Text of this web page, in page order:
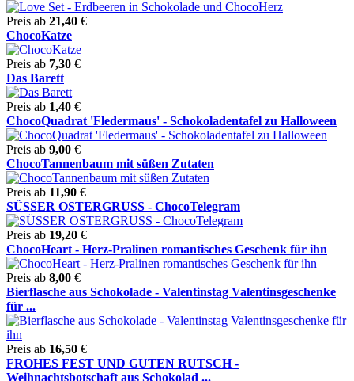
Preis ab 21,40 €
ChocoKatze
Preis ab 7,30 €
Das Barett
Preis ab 1,40 €
ChocoQuadrat 'Fledermaus' - Schokoladentafel zu Halloween
Preis ab 9,00 €
ChocoTannenbaum mit süßen Zutaten
Preis ab 11,90 €
SÜSSER OSTERGRUSS - ChocoTelegram
Preis ab 19,20 €
ChocoHeart - Herz-Pralinen romantisches Geschenk für ihn
Preis ab 8,00 €
Bierflasche aus Schokolade - Valentinstag Valentinsgeschenke
für ...
Preis ab 16,50 €
FROHES FEST UND GUTEN RUTSCH -
Weihnachtsbotschaft aus Schokolad ...